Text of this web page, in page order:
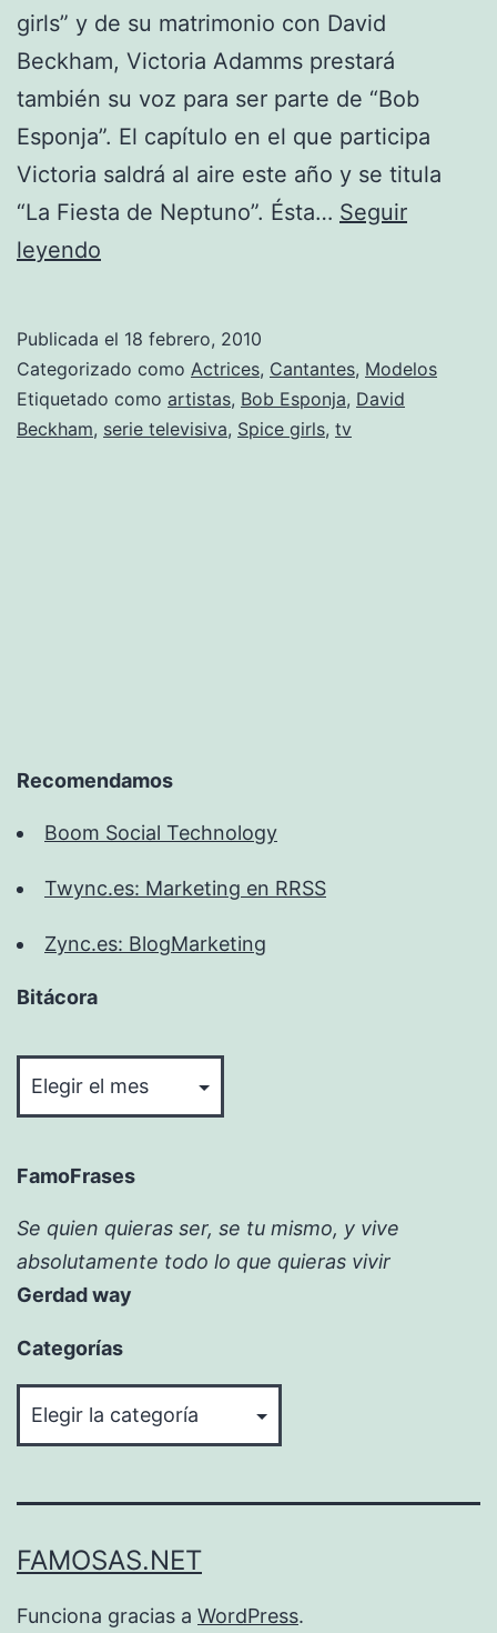
girls” y de su matrimonio con David
Beckham, Victoria Adamms prestará
también su voz para ser parte de “Bob
Esponja”. El capítulo en el que participa
Victoria saldrá al aire este año y se titula
“La Fiesta de Neptuno”. Ésta… Seguir
leyendo
Beckham,
quien
prestará
Publicada el 18 febrero, 2010
Categorizado como Actrices, Cantantes, Modelos
Etiquetado como artistas, Bob Esponja, David
Beckham, serie televisiva, Spice girls, tv
Recomendamos
Boom Social Technology
Twync.es: Marketing en RRSS
Zync.es: BlogMarketing
Bitácora
FamoFrases
Se quien quieras ser, se tu mismo, y vive
absolutamente todo lo que quieras vivir
Gerdad way
Categorías
FAMOSAS.NET
Funciona gracias a WordPress.